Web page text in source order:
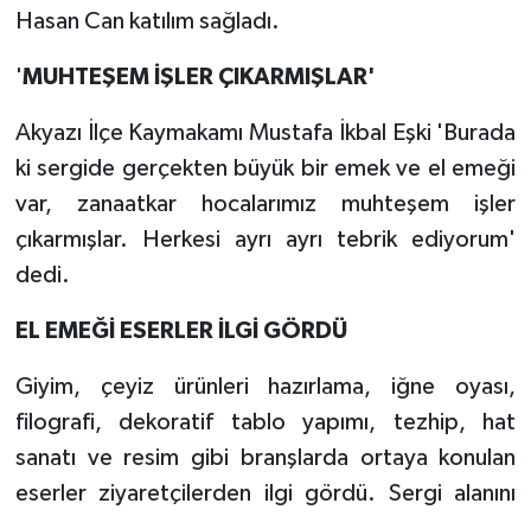
Hasan Can katılım sağladı.
'MUHTEŞEM İŞLER ÇIKARMIŞLAR'
Akyazı İlçe Kaymakamı Mustafa İkbal Eşki 'Burada
ki sergide gerçekten büyük bir emek ve el emeği
var, zanaatkar hocalarımız muhteşem işler
çıkarmışlar. Herkesi ayrı ayrı tebrik ediyorum'
dedi.
EL EMEĞİ ESERLER İLGİ GÖRDÜ
Giyim, çeyiz ürünleri hazırlama, iğne oyası,
filografi, dekoratif tablo yapımı, tezhip, hat
sanatı ve resim gibi branşlarda ortaya konulan
eserler ziyaretçilerden ilgi gördü. Sergi alanını